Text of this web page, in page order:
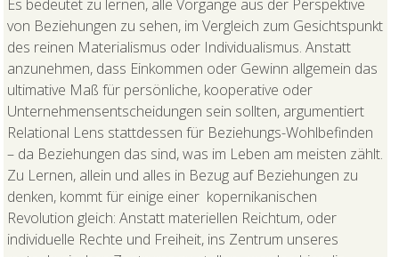
Es bedeutet zu lernen, alle Vorgänge aus der Perspektive
von Beziehungen zu sehen, im Vergleich zum Gesichtspunkt
des reinen Materialismus oder Individualismus. Anstatt
anzunehmen, dass Einkommen oder Gewinn allgemein das
ultimative Maß für persönliche, kooperative oder
Unternehmensentscheidungen sein sollten, argumentiert
Relational Lens stattdessen für Beziehungs-Wohlbefinden
– da Beziehungen das sind, was im Leben am meisten zählt.
Zu Lernen, allein und alles in Bezug auf Beziehungen zu
denken, kommt für einige einer kopernikanischen
Revolution gleich: Anstatt materiellen Reichtum, oder
individuelle Rechte und Freiheit, ins Zentrum unseres